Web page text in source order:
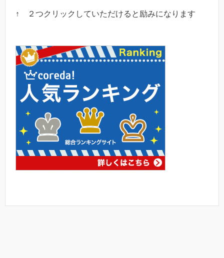
↑ ２つクリックしていただけると励みになります